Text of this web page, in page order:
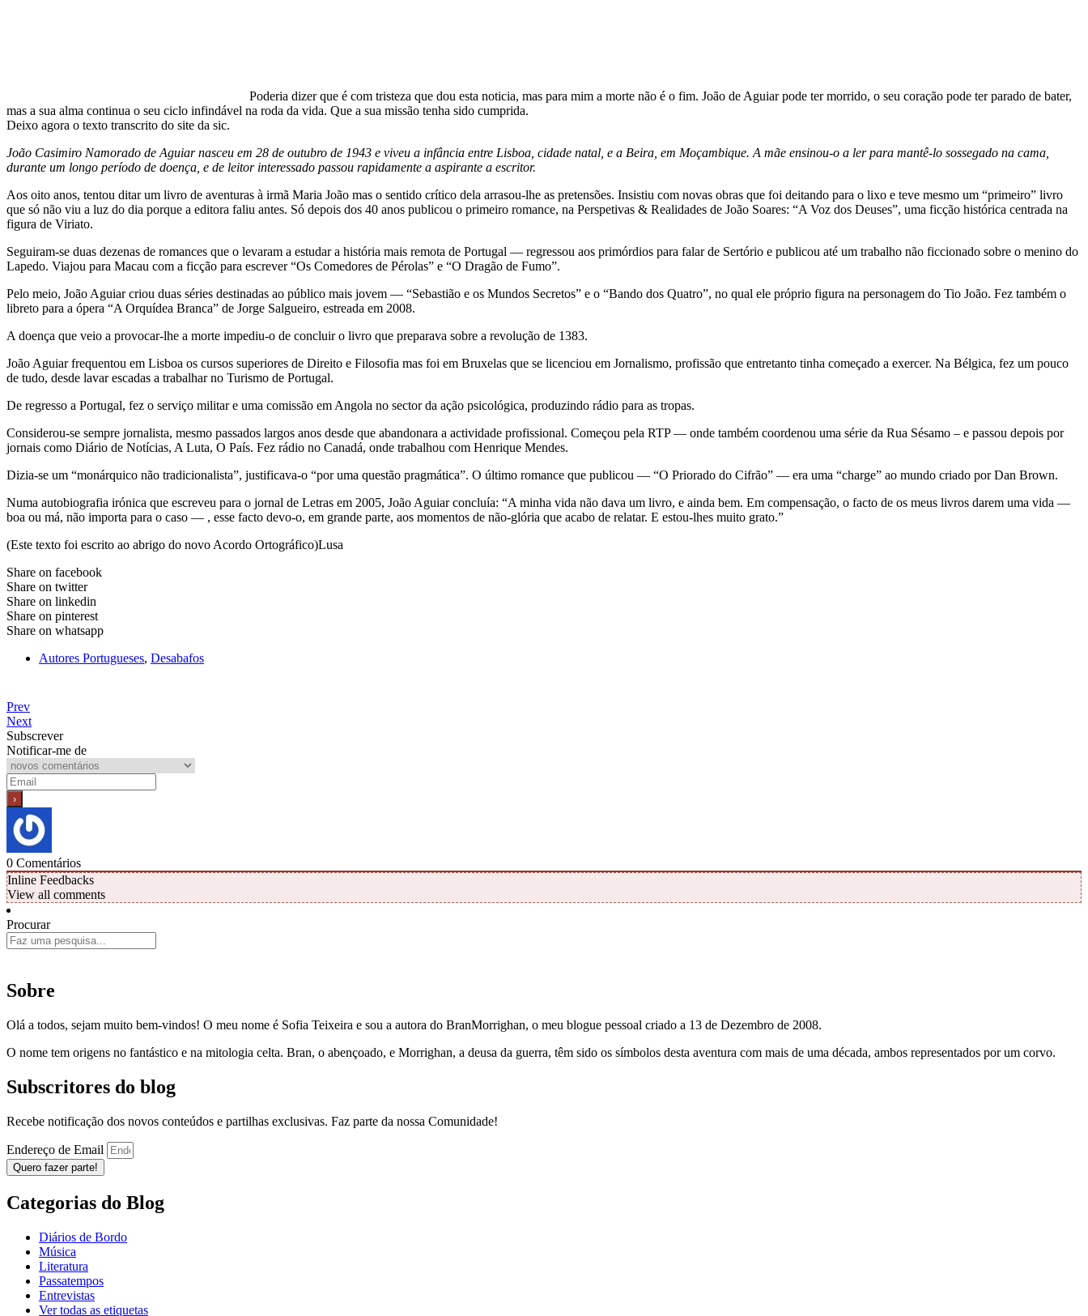
Poderia dizer que é com tristeza que dou esta noticia, mas para mim a morte não é o fim. João de Aguiar pode ter morrido, o seu coração pode ter parado de bater,
mas a sua alma continua o seu ciclo infindável na roda da vida. Que a sua missão tenha sido cumprida.
Deixo agora o texto transcrito do site da sic.
João Casimiro Namorado de Aguiar nasceu em 28 de outubro de 1943 e viveu a infância entre Lisboa, cidade natal, e a Beira, em Moçambique. A mãe ensinou-o a ler para mantê-lo sossegado na cama,
durante um longo período de doença, e de leitor interessado passou rapidamente a aspirante a escritor.
Aos oito anos, tentou ditar um livro de aventuras à irmã Maria João mas o sentido crítico dela arrasou-lhe as pretensões. Insistiu com novas obras que foi deitando para o lixo e teve mesmo um “primeiro” livro
que só não viu a luz do dia porque a editora faliu antes. Só depois dos 40 anos publicou o primeiro romance, na Perspetivas & Realidades de João Soares: “A Voz dos Deuses”, uma ficção histórica centrada na
figura de Viriato.
Seguiram-se duas dezenas de romances que o levaram a estudar a história mais remota de Portugal — regressou aos primórdios para falar de Sertório e publicou até um trabalho não ficcionado sobre o menino do
Lapedo. Viajou para Macau com a ficção para escrever “Os Comedores de Pérolas” e “O Dragão de Fumo”.
Pelo meio, João Aguiar criou duas séries destinadas ao público mais jovem — “Sebastião e os Mundos Secretos” e o “Bando dos Quatro”, no qual ele próprio figura na personagem do Tio João. Fez também o
libreto para a ópera “A Orquídea Branca” de Jorge Salgueiro, estreada em 2008.
A doença que veio a provocar-lhe a morte impediu-o de concluir o livro que preparava sobre a revolução de 1383.
João Aguiar frequentou em Lisboa os cursos superiores de Direito e Filosofia mas foi em Bruxelas que se licenciou em Jornalismo, profissão que entretanto tinha começado a exercer. Na Bélgica, fez um pouco
de tudo, desde lavar escadas a trabalhar no Turismo de Portugal.
De regresso a Portugal, fez o serviço militar e uma comissão em Angola no sector da ação psicológica, produzindo rádio para as tropas.
Considerou-se sempre jornalista, mesmo passados largos anos desde que abandonara a actividade profissional. Começou pela RTP — onde também coordenou uma série da Rua Sésamo – e passou depois por
jornais como Diário de Notícias, A Luta, O País. Fez rádio no Canadá, onde trabalhou com Henrique Mendes.
Dizia-se um “monárquico não tradicionalista”, justificava-o “por uma questão pragmática”. O último romance que publicou — “O Priorado do Cifrão” — era uma “charge” ao mundo criado por Dan Brown.
Numa autobiografia irónica que escreveu para o jornal de Letras em 2005, João Aguiar concluía: “A minha vida não dava um livro, e ainda bem. Em compensação, o facto de os meus livros darem uma vida —
boa ou má, não importa para o caso — , esse facto devo-o, em grande parte, aos momentos de não-glória que acabo de relatar. E estou-lhes muito grato.”
(Este texto foi escrito ao abrigo do novo Acordo Ortográfico)Lusa
Share on facebook
Share on twitter
Share on linkedin
Share on pinterest
Share on whatsapp
Autores Portugueses, Desabafos
Prev
Next
Subscrever
Notificar-me de
0 Comentários
Inline Feedbacks
View all comments
Procurar
Sobre
Olá a todos, sejam muito bem-vindos! O meu nome é Sofia Teixeira e sou a autora do BranMorrighan, o meu blogue pessoal criado a 13 de Dezembro de 2008.
O nome tem origens no fantástico e na mitologia celta. Bran, o abençoado, e Morrighan, a deusa da guerra, têm sido os símbolos desta aventura com mais de uma década, ambos representados por um corvo.
Subscritores do blog
Recebe notificação dos novos conteúdos e partilhas exclusivas. Faz parte da nossa Comunidade!
Endereço de Email
Quero fazer parte!
Categorias do Blog
Diários de Bordo
Música
Literatura
Passatempos
Entrevistas
Ver todas as etiquetas